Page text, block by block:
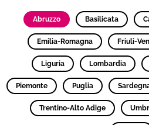
Abruzzo Basilicata
Emilia-Romagna Friuli-
Liguria Lombardia
Piemonte Puglia
Trentino-Alto Adige